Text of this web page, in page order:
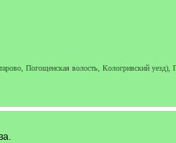
Погощенская волость, Кологривский